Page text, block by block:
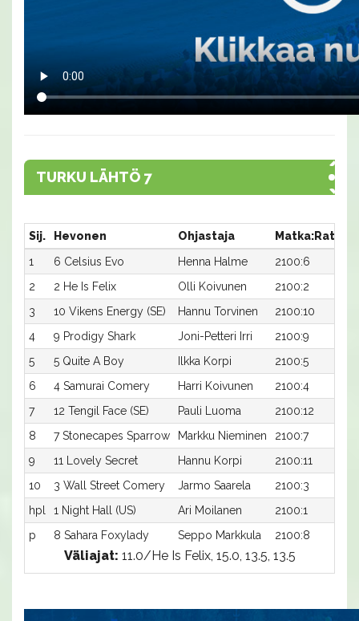
TURKU LÄHTÖ 7
Sij. Hevonen Ohjastaja Matka:Rata
1
6 Celsius Evo Henna Halme 2100:6
2
2 He Is Felix Olli Koivunen 2100:2
3
10 Vikens Energy (SE) Hannu Torvinen 2100:10
4
9 Prodigy Shark Joni-Petteri Irri 2100:9
5
5 Quite A Boy Ilkka Korpi 2100:5
6
4 Samurai Comery Harri Koivunen 2100:4
7
12 Tengil Face (SE) Pauli Luoma 2100:12
8
7 Stonecapes Sparrow Markku Nieminen 2100:7
9
11 Lovely Secret Hannu Korpi 2100:11
10
3 Wall Street Comery Jarmo Saarela 2100:3
hpl
1 Night Hall (US) Ari Moilanen 2100:1
p
8 Sahara Foxylady Seppo Markkula 2100:8
Väliajat: 11.0/He Is Felix, 15.0, 13.5, 13.5